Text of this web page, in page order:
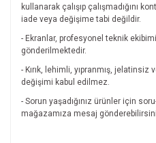
kullanarak çalışıp çalışmadığını
iade veya değişime tabi değildir.
- Ekranlar, profesyonel teknik
gönderilmektedir.
- Kırık, lehimli, yıpranmış,
değişimi kabul edilmez.
- Sorun yaşadığınız ürünler için
mağazamıza mesaj